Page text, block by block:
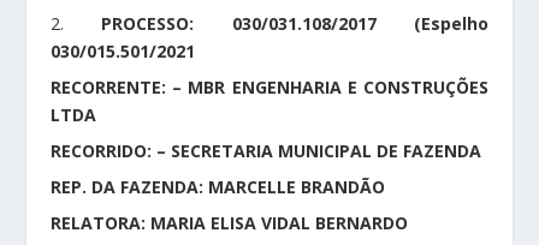
2. PROCESSO: 030/031.108/2017 (Espelho
030/015.501/2021
RECORRENTE: – MBR ENGENHARIA E CONSTRUÇÕES
LTDA
RECORRIDO: – SECRETARIA MUNICIPAL DE FAZENDA
REP. DA FAZENDA: MARCELLE BRANDÃO
RELATORA: MARIA ELISA VIDAL BERNARDO